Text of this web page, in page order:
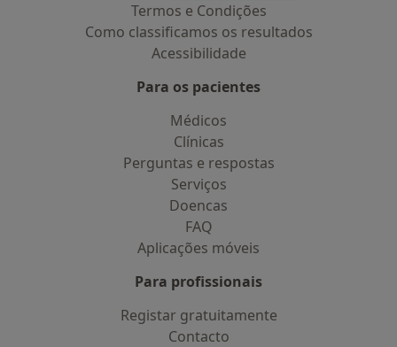
Termos e Condições
Como classificamos os resultados
Acessibilidade
Para os pacientes
Médicos
Clínicas
Perguntas e respostas
Serviços
Doencas
FAQ
Aplicações móveis
Para profissionais
Registar gratuitamente
Contacto